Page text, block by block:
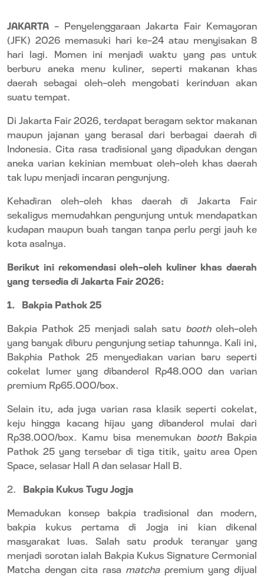
JAKARTA – Penyelenggaraan Jakarta Fair Kemayoran
(JFK) 2026 memasuki hari ke-24 atau menyisakan 8
hari lagi. Momen ini menjadi waktu yang pas untuk
berburu aneka menu kuliner, seperti makanan khas
daerah sebagai oleh-oleh mengobati kerinduan akan
suatu tempat.
Di Jakarta Fair 2026, terdapat beragam sektor makanan
maupun jajanan yang berasal dari berbagai daerah di
Indonesia. Cita rasa tradisional yang dipadukan dengan
aneka varian kekinian membuat oleh-oleh khas daerah
tak lupu menjadi incaran pengunjung.
Kehadiran oleh-oleh khas daerah di Jakarta Fair
sekaligus memudahkan pengunjung untuk mendapatkan
kudapan maupun buah tangan tanpa perlu pergi jauh ke
kota asalnya.
Berikut ini rekomendasi oleh-oleh kuliner khas daerah
yang tersedia di Jakarta Fair 2026:
1.
Bakpia Pathok 25
Bakpia Pathok 25 menjadi salah satu bootholeh-oleh
yang banyak diburu pengunjung setiap tahunnya. Kali ini,
Bakphia Pathok 25 menyediakan varian baru seperti
cokelat lumer yang dibanderol Rp48.000 dan varian
premium Rp65.000/box.
Selain itu, ada juga varian rasa klasik seperti cokelat,
keju hingga kacang hijau yang dibanderol mulai dari
Rp38.000/box. Kamu bisa menemukan boothBakpia
Pathok 25 yang tersebar di tiga titik, yaitu area Open
Space, selasar Hall A dan selasar Hall B.
2.
Bakpia Kukus Tugu Jogja
Memadukan konsep bakpia tradisional dan modern,
bakpia kukus pertama di Jogja ini kian dikenal
masyarakat luas. Salah satu produk teranyar yang
menjadi sorotan ialah Bakpia Kukus Signature Cermonial
Matcha dengan cita rasa matchapremium yang dijual